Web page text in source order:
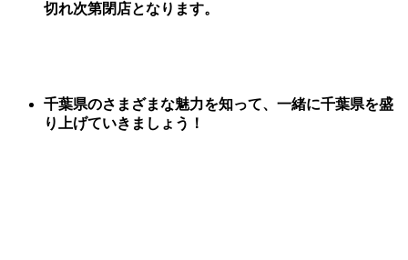
切れ次第閉店となります。
千葉県のさまざまな魅力を知って、一緒に千葉県を盛
り上げていきましょう！